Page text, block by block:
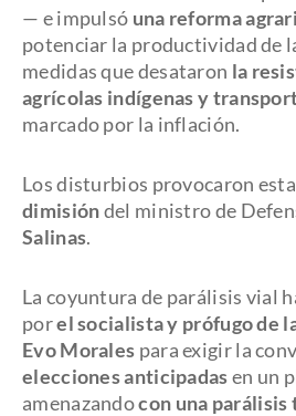
— e impulsó una reforma
potenciar la productividad de
medidas que desataron la
agrícolas indígenas y
marcado por la inflación.
Los disturbios provocaron
dimisióndel ministro de
Salinas.
La coyuntura de parálisis vial
porel socialista y prófugo de
Evo Morales para exigir la
elecciones anticipadasen un
amenazandocon una parálisis